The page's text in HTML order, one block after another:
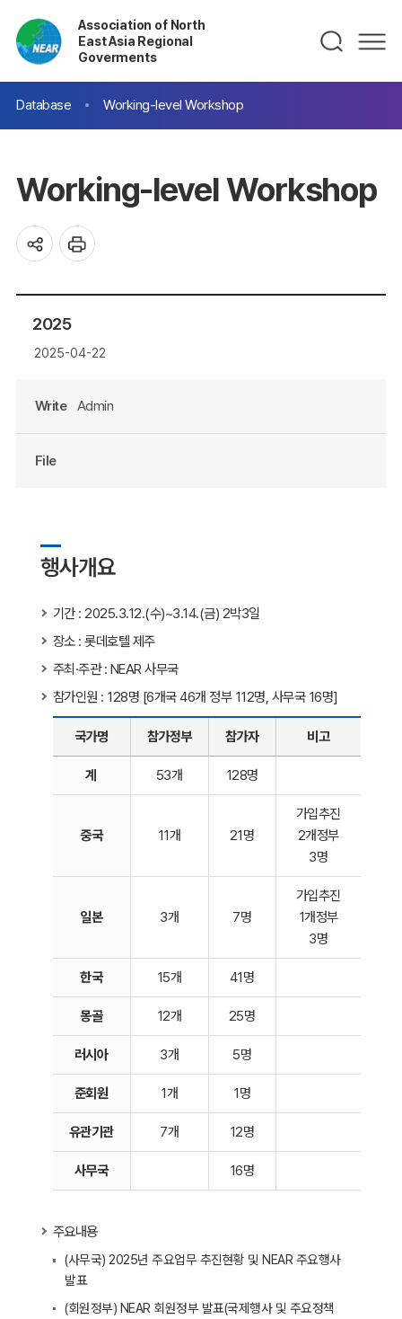
Association of North
East Asia Regional
Goverments
Database Working-level Workshop
Working-level Workshop
2025
2025-04-22
Write Admin
File
행사개요
기간 : 2025.3.12.(수)~3.14.(금) 2박3일
장소 : 롯데호텔 제주
주최·주관 : NEAR 사무국
참가인원 : 128명 [6개국 46개 정부 112명, 사무국 16명]
국가명 참가정부 참가자 비고
계 53개 128명
중국 11개 21명
가입추진
2개정부
3명
일본 3개 7명
가입추진
1개정부
3명
한국 15개 41명
몽골 12개 25명
러시아 3개 5명
준회원 1개 1명
유관기관 7개 12명
사무국 16명
주요내용
(사무국) 2025년 주요업무 추진현황 및 NEAR 주요행사
발표
(회원정부) NEAR 회원정부 발표(국제행사 및 주요정책